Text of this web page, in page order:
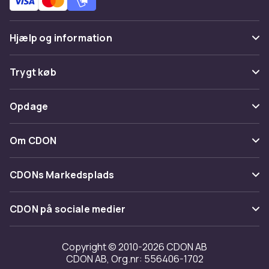
Hjælp og information
Ofte stillede spørgsmål
Spor pakke
Fortryd & returner her
Kontakt os
Trygt køb
Betaling
Levering
Tilbagekaldelser
Opdage
Kategorier
Maerke
Om CDON
Om os
Kundeanmeldelser
Arbejd på CDON
Investor relations
Tilgængelighed
CDONs Markedsplads
Merchant Help Center
CDON på sociale medier
Copyright © 2010-2026 CDON AB
CDON AB, Org.nr: 556406-1702